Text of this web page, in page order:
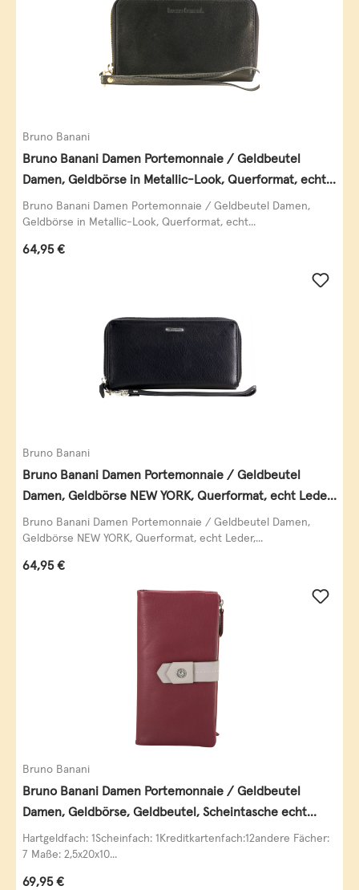
Bruno Banani
Bruno Banani Damen Portemonnaie / Geldbeutel
Damen, Geldbörse in Metallic-Look, Querformat, echt
Leder, schwarz-gold
Bruno Banani Damen Portemonnaie / Geldbeutel Damen,
Geldbörse in Metallic-Look, Querformat, echt...
Regulärer Preis:
64,95 €
Bruno Banani
Bruno Banani Damen Portemonnaie / Geldbeutel
Damen, Geldbörse NEW YORK, Querformat, echt Leder,
schwarz
Bruno Banani Damen Portemonnaie / Geldbeutel Damen,
Geldbörse NEW YORK, Querformat, echt Leder,...
Regulärer Preis:
64,95 €
Bruno Banani
Bruno Banani Damen Portemonnaie / Geldbeutel
Damen, Geldbörse, Geldbeutel, Scheintasche echt
Leder
Hartgeldfach: 1Scheinfach: 1Kreditkartenfach:12andere Fächer:
7 Maße: 2,5x20x10...
Regulärer Preis:
69,95 €